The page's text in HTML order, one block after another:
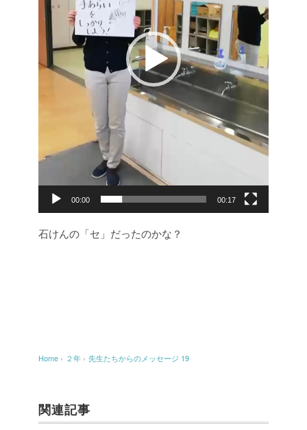
ヤ
ー
00:00 00:17
石けんの「セ」だったのかな？
Home › ２年 › 先生たちからのメッセージ 19
関連記事